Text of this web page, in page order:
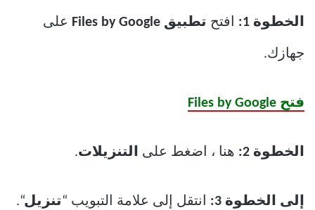
الخطوة 1: افتح تطبيق Files by Google على
جهازك.
فتح Files by Google
الخطوة 2: هنا ، اضغط على التنزيلات.
إلى الخطوة 3: انتقل إلى علامة التبويب “ تنزيل“.